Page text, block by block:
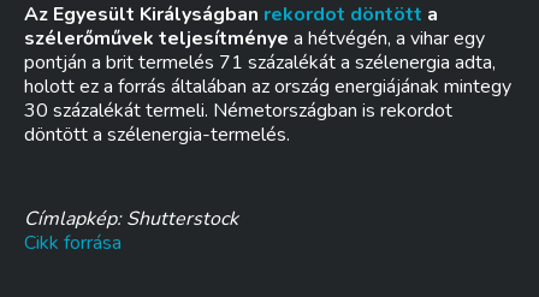
Az Egyesült Királyságban rekordot döntött a
szélerőművek teljesítménye a hétvégén, a vihar egy
pontján a brit termelés 71 százalékát a szélenergia adta,
holott ez a forrás általában az ország energiájának mintegy
30 százalékát termeli. Németországban is rekordot
döntött a szélenergia-termelés.
Címlapkép: Shutterstock
Cikk forrása